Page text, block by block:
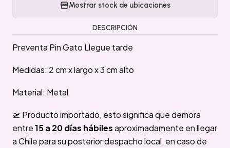
Mostrar stock de ubicaciones
DESCRIPCIÓN
Preventa Pin Gato Llegue tarde
Medidas: 2 cm x largo x 3 cm alto
Material: Metal
🛫 Producto importado, esto significa que demora
entre15 a 20 días hábilesaproximadamente en llegar
a Chile para su posterior despacho local, en caso de